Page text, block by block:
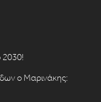
2030!
ο Μαρινάκης: